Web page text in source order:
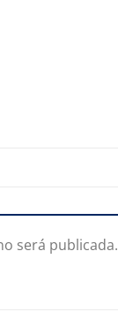
será publicada.